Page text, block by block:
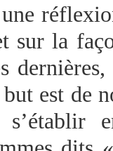
sur la
est de